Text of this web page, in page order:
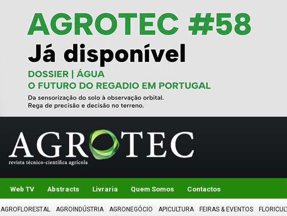
Web TV Abstracts Livraria Quem Somos Contactos
AGROFLORESTAL AGROINDÚSTRIA AGRONEGÓCIO APICULTURA FEIRAS & EVENTOS